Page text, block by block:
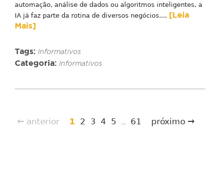
automação, análise de dados ou algoritmos inteligentes, a
IA já faz parte da rotina de diversos negócios.... [Leia
Mais]
Tags: Informativos
Categoria: Informativos
← anterior 1 2 3 4 5 61 próximo →